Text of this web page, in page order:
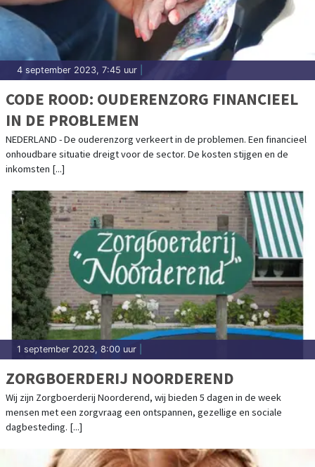
4 september 2023, 7:45 uur
CODE ROOD: OUDERENZORG FINANCIEEL
IN DE PROBLEMEN
NEDERLAND - De ouderenzorg verkeert in de problemen. Een financieel
onhoudbare situatie dreigt voor de sector. De kosten stijgen en de
inkomsten [...]
1 september 2023, 8:00 uur
ZORGBOERDERIJ NOORDEREND
Wij zijn Zorgboerderij Noorderend, wij bieden 5 dagen in de week
mensen met een zorgvraag een ontspannen, gezellige en sociale
dagbesteding. [...]